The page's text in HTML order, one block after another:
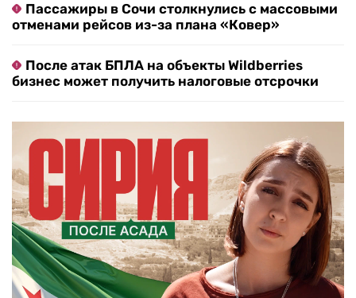
Пассажиры в Сочи столкнулись с массовыми
отменами рейсов из-за плана «Ковер»
После атак БПЛА на объекты Wildberries
бизнес может получить налоговые отсрочки